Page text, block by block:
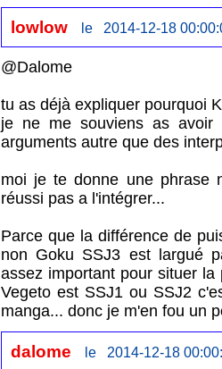
lowlow le 2014-12-18
@Dalome
tu as déjà expliquer pourquoi
je ne me souviens as avoir
arguments autre que des
moi je te donne une phrase
réussi pas a l'intégrer...
Parce que la différence de
non Goku SSJ3 est largué
assez important pour situer
Vegeto est SSJ1 ou SSJ2
dalome le 2014-12-18